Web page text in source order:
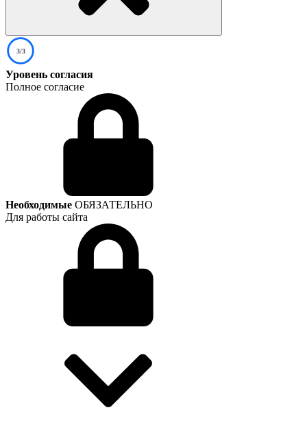
3/3
Уровень согласия
Полное согласие
Необходимые ОБЯЗАТЕЛЬНО
Для работы сайта